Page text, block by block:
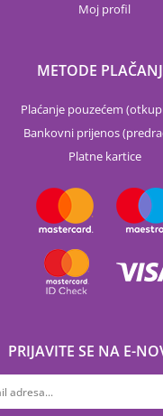
Moj profil
METODE
Plaćanje pouzećem
Bankovni prijenos
Platne kartice
PRIJAVITE SE NA E-